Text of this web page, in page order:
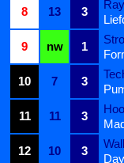
8
13 3
9
nw 1
10
7 3
11
11 3
12
10 3